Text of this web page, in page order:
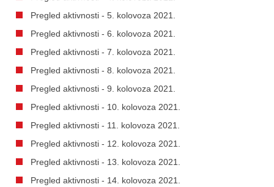
Pregled aktivnosti - 5. kolovoza 2021.
Pregled aktivnosti - 6. kolovoza 2021.
Pregled aktivnosti - 7. kolovoza 2021.
Pregled aktivnosti - 8. kolovoza 2021.
Pregled aktivnosti - 9. kolovoza 2021.
Pregled aktivnosti - 10. kolovoza 2021.
Pregled aktivnosti - 11. kolovoza 2021.
Pregled aktivnosti - 12. kolovoza 2021.
Pregled aktivnosti - 13. kolovoza 2021.
Pregled aktivnosti - 14. kolovoza 2021.